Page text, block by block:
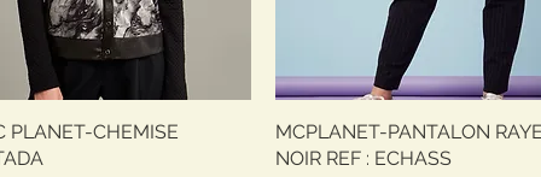
Aperçu rapide
PLANET-CHEMISE
Aperçu rapide
MCPLANET-PANTALON RAYE
NOIR REF : ECHASS